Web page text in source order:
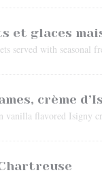
et glaces
served with seasonal
crème
vanilla flavored Isigny